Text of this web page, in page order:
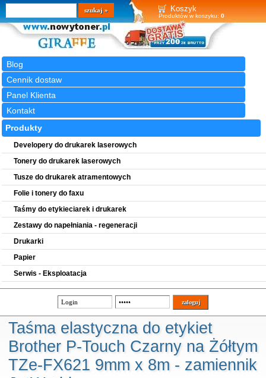
Koszyk
Produktów w koszyku: 0
Blog
Cennik dostaw
Panel Klienta
Kontakt
Wyszukiwarka
szukaj
Produkty
Developery do drukarek laserowych
Tonery do drukarek laserowych
Tusze do drukarek atramentowych
Folie i tonery do faxu
Taśmy do etykieciarek i drukarek
Zestawy do napełniania - regeneracji
Drukarki
Papier
Serwis - Eksploatacja
Taśma elastyczna do etykiet
Brother P-Touch Czarny na Żółtym
TZe-FX621 9mm x 8m - zamiennik